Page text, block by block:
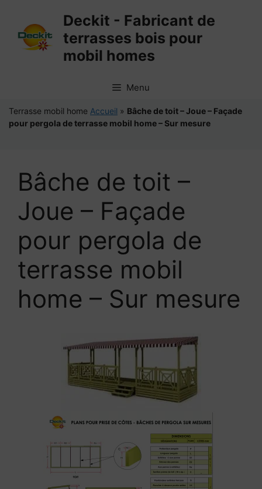
contenu
Deckit - Fabricant de
terrasses bois pour
mobil homes
Menu
Terrasse mobil home Accueil » Bâche de toit – Joue – Façade
pour pergola de terrasse mobil home – Sur mesure
Bâche de toit –
Joue – Façade
pour pergola de
terrasse mobil
home – Sur mesure